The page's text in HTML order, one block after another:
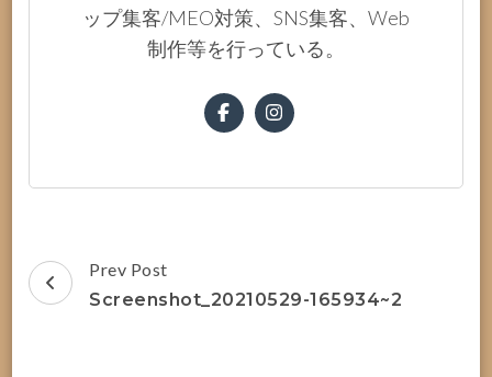
ップ集客/MEO対策、SNS集客、Web
制作等を行っている。
Post
Navigation
Prev Post
Screenshot_20210529-165934~2